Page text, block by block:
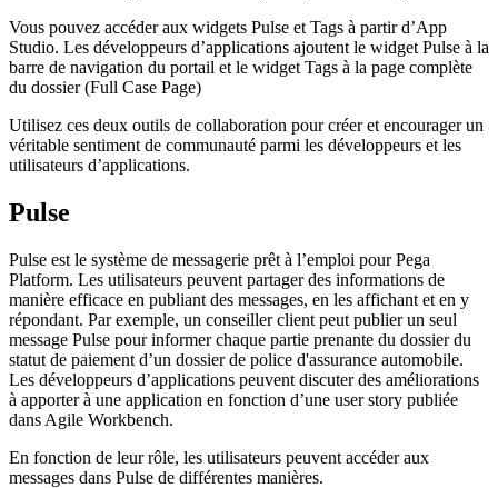
Vous pouvez accéder aux widgets Pulse et Tags à partir d’App
Studio. Les développeurs d’applications ajoutent le widget Pulse à la
barre de navigation du portail et le widget Tags à la page complète
du dossier (Full Case Page)
Utilisez ces deux outils de collaboration pour créer et encourager un
véritable sentiment de communauté parmi les développeurs et les
utilisateurs d’applications.
Pulse
Pulse est le système de messagerie prêt à l’emploi pour Pega
Platform. Les utilisateurs peuvent partager des informations de
manière efficace en publiant des messages, en les affichant et en y
répondant. Par exemple, un conseiller client peut publier un seul
message Pulse pour informer chaque partie prenante du dossier du
statut de paiement d’un dossier de police d'assurance automobile.
Les développeurs d’applications peuvent discuter des améliorations
à apporter à une application en fonction d’une user story publiée
dans Agile Workbench.
En fonction de leur rôle, les utilisateurs peuvent accéder aux
messages dans Pulse de différentes manières.